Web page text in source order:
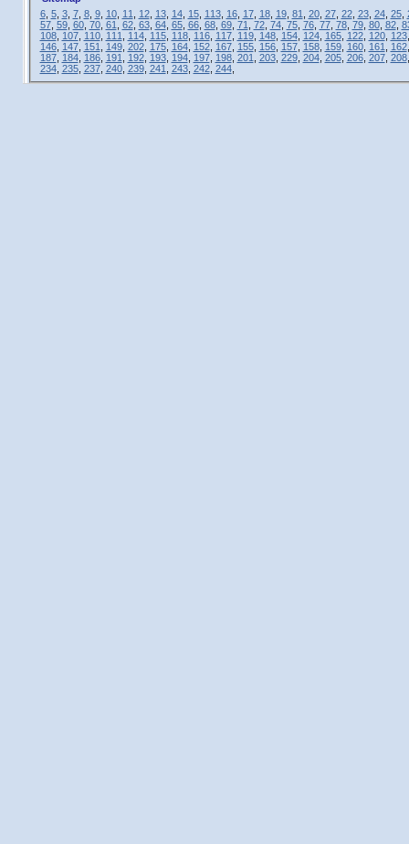
6, 5, 3, 7, 8, 9, 10, 11 12, 13, 14, 15, 113, 16, 17, 18, 19, 81 20, 27, 22, 23, 24, 25,
57, 59, 60, 70, 61 62, 63, 64, 65, 66, 68, 69, 71 72, 74, 75, 76, 77, 78, 79, 80, 82,
108, 107, 110, 111 114, 115, 118, 116, 117, 119, 148, 154, 124, 165, 122, 120, 123
146, 147, 151 149, 202, 175, 164, 152, 167, 155, 156, 157, 158, 159, 160, 161 162
187, 184, 186, 191 192, 193, 194, 197, 198, 201 203, 229, 204, 205, 206, 207, 208
234, 235, 237, 240, 239, 241 243, 242, 244,